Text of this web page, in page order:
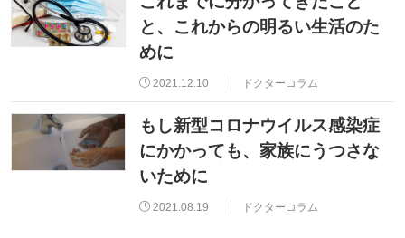
と、これからの明るい生活のた
めに
2021.12.10 ドクターコラム
もし新型コロナウイルス感染症
にかかっても、家族にうつさな
いために
2021.08.19 ドクターコラム